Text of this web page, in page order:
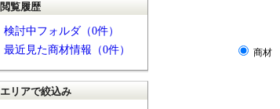
閲覧履歴
検討中フォルダ（0件）
最近見た商材情報（0件）
エリアで絞込み
商材